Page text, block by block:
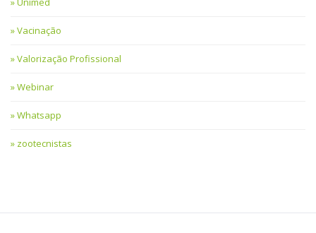
Vacinação
Valorização Profissional
Webinar
Whatsapp
zootecnistas